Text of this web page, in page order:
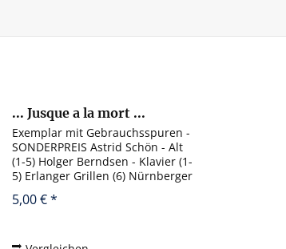
... Jusque a la mort ...
Frühlingslied MŒHB...
Exemplar mit Gebrauchsspuren -
SONDERPREIS Astrid Schön - Alt
(1-5) Holger Berndsen - Klavier (1-
5) Erlanger Grillen (6) Nürnberger
Hippe (6-13) ars nova ensemble
5,00 € *